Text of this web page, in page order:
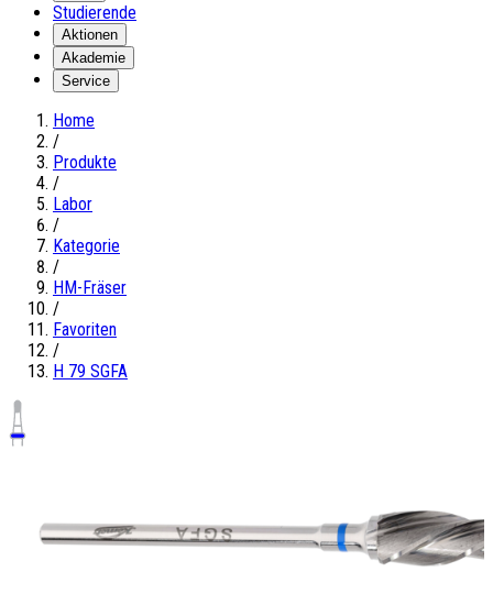
Studierende
Aktionen
Akademie
Service
Home
/
Produkte
/
Labor
/
Kategorie
/
HM-Fräser
/
Favoriten
/
H 79 SGFA